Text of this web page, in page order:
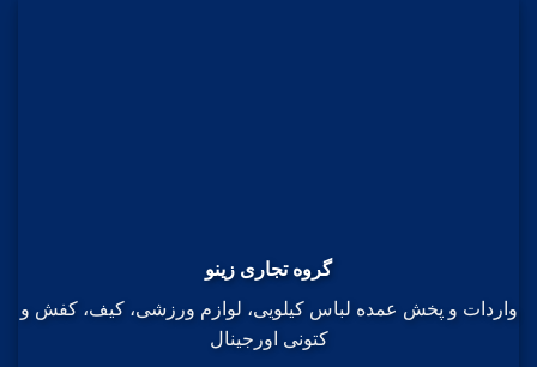
گروه تجاری زینو
واردات و پخش عمده لباس کیلویی، لوازم ورزشی، کیف، کفش و
کتونی اورجینال